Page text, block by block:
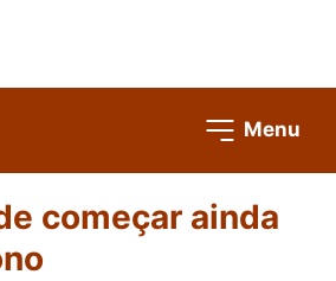
Menu
começar ainda